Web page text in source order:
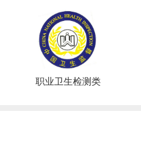
职业卫生检测类